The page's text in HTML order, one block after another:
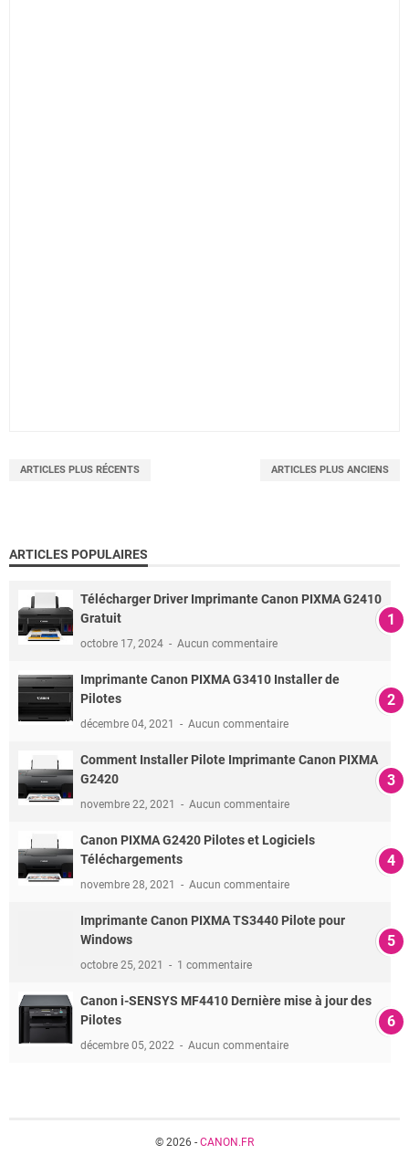
ARTICLES PLUS RÉCENTS ARTICLES PLUS ANCIENS
ARTICLES POPULAIRES
Télécharger Driver Imprimante Canon PIXMA G2410
Gratuit
octobre 17, 2024 Aucun commentaire
Imprimante Canon PIXMA G3410 Installer de
Pilotes
décembre 04, 2021 Aucun commentaire
Comment Installer Pilote Imprimante Canon PIXMA
G2420
novembre 22, 2021 Aucun commentaire
Canon PIXMA G2420 Pilotes et Logiciels
Téléchargements
novembre 28, 2021 Aucun commentaire
Imprimante Canon PIXMA TS3440 Pilote pour
Windows
octobre 25, 2021 1 commentaire
Canon i-SENSYS MF4410 Dernière mise à jour des
Pilotes
décembre 05, 2022 Aucun commentaire
© 2026 - CANON.FR